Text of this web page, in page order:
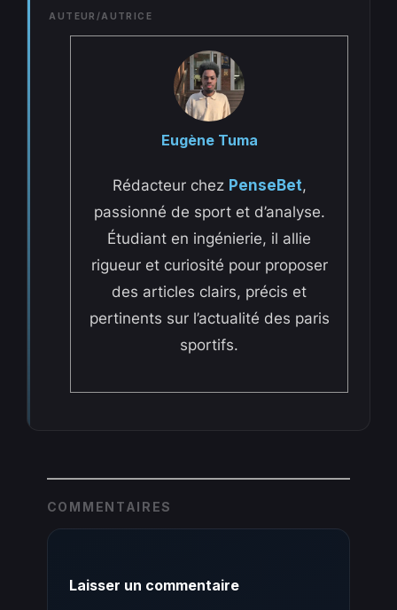
AUTEUR/AUTRICE
Eugène Tuma
Rédacteur chez PenseBet,
passionné de sport et d’analyse.
Étudiant en ingénierie, il allie
rigueur et curiosité pour proposer
des articles clairs, précis et
pertinents sur l’actualité des paris
sportifs.
COMMENTAIRES
Laisser un commentaire